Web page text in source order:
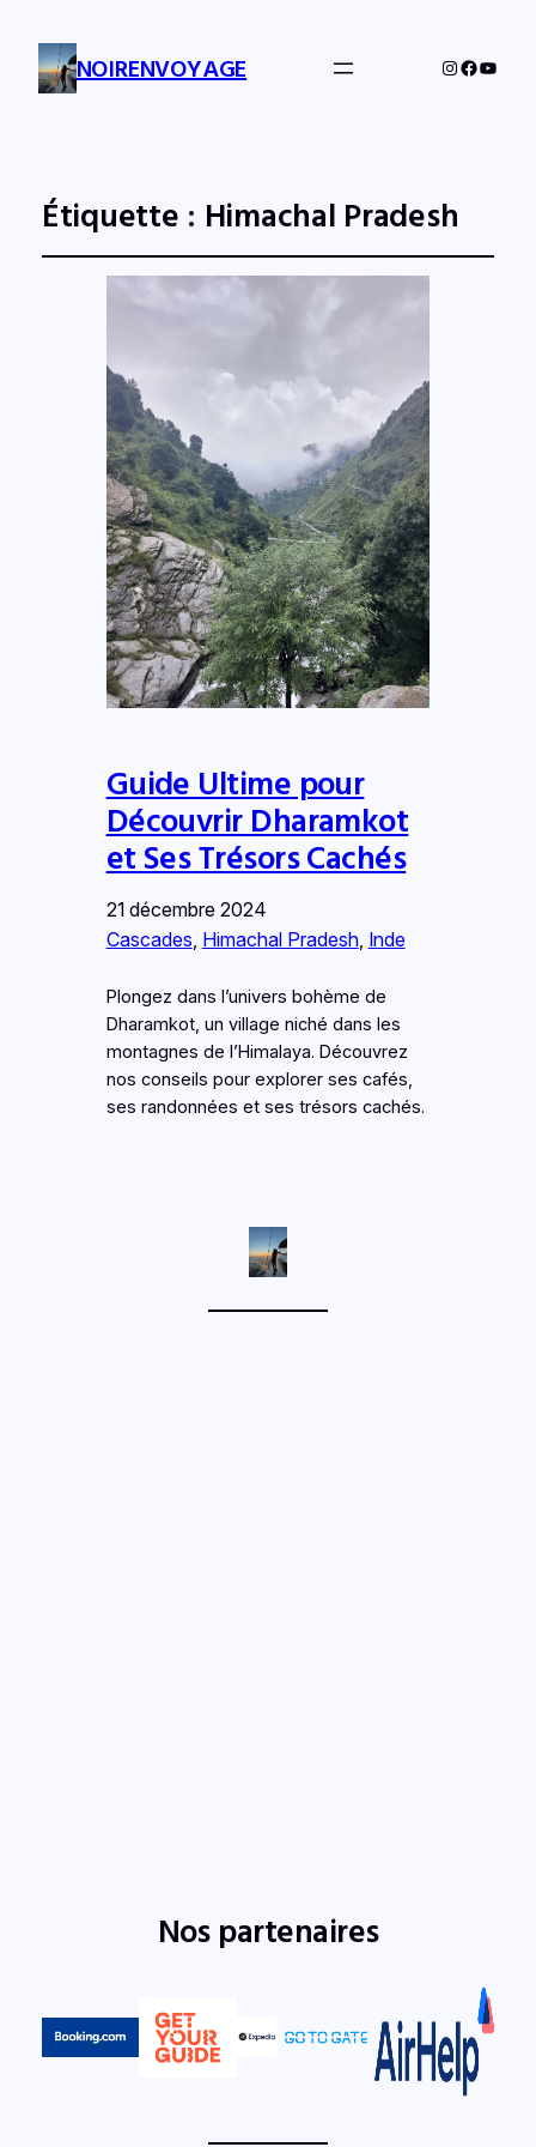
NOIRENVOYAGE Instagram
Étiquette : Himachal Pradesh
Guide Ultime pour
Découvrir Dharamkot
et Ses Trésors Cachés
21 décembre 2024
Cascades Himachal Pradesh, Inde
Plongez dans l’univers bohème de
Dharamkot, un village niché dans les
montagnes de l’Himalaya. Découvrez
nos conseils pour explorer ses cafés,
ses randonnées et ses trésors cachés.
Nos partenaires